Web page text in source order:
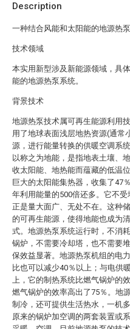
Description
一种结合风能和太阳能的地源热
技术领域
本实用新型涉及新能源领域，具
能的地源热泵系统。
背景技术
地源热泵技术属可再生能源利用
用了地球表面浅层地热资源(通常
源，进行能量转换的供暖空调系
以称之为地能，是指地表土壤、
收太阳能、地热能而蕴藏的低温
巨大的太阳能集热器，收集了47
年利用能量的500倍还多。它不
正是量大面广、无处不在。这种
的可再生能源，使得地能也成为
式。地源热泵系统运行时，不消
锅炉，不需要冷却塔，也不需要
保效益显著。地源热泵机组的电
比也可以减少40％以上；与电供
上，它的制热系统比燃气锅炉的
燃气锅炉的效率高出了75％。地
制冷，还可提供生活热水，一机
原来的锅炉加空调的两套装置或